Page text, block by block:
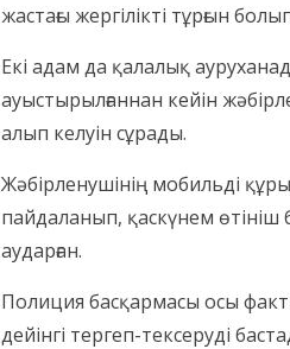
жастағы жергілікті тұрғын
Екі адам да қалалық
ауыстырылғаннан кейін
алып келуін сұрады.
Жәбірленушінің мобильді
пайдаланып, қаскүнем өтініш
аударған.
Полиция басқармасы осы
дейінгі тергеп-тексеруді